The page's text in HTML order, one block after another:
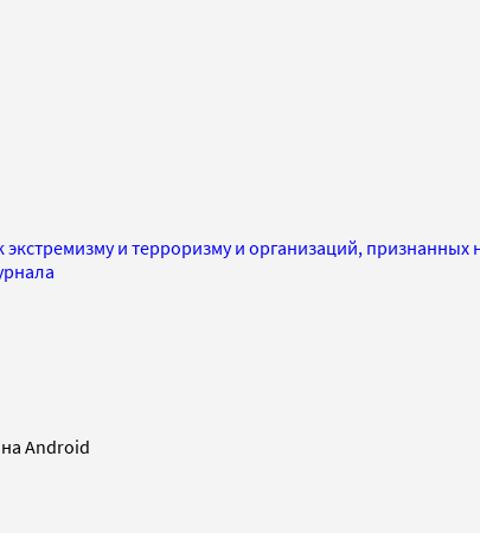
экстремизму и терроризму и организаций,
Android